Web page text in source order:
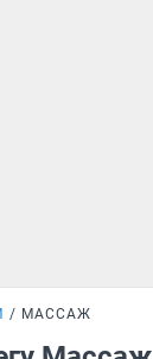
МАССАЖ